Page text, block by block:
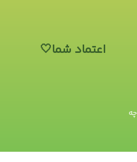
اعتماد شما🤍